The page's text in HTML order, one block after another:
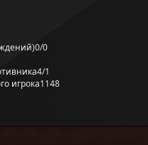
0/0
4/1
игрока1148